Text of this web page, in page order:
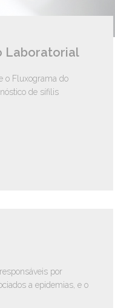
Laboratorial
o Fluxograma do
de sífilis
por
a epidemias, e o